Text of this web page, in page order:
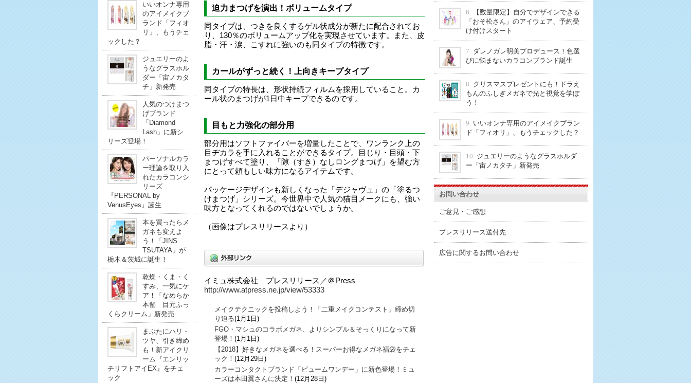
いいオンナ専用
のアイメイクブ
ランド「フィオ
リ」、もうチェ
ックした？
ジュエリーのよ
うなグラスホル
ダー「宙ノカタ
チ」新発売
人気のつけまつ
げブランド
「Diamond
Lash」に新シ
リーズ登場！
パーソナルカラ
ー理論を取り入
れたカラコンシ
リーズ
『PERSONAL by
VenusEyes』誕生
本を買ったらメ
ガネも変えよ
う！「JINS
TSUTAYA」が
栃木＆茨城に誕生！
乾燥・くま・く
すみ、一気にケ
ア！「なめらか
本舗 目元ふっ
くらクリーム」新発売
まぶたにハリ・
ツヤ、引き締め
も！新アイクリ
ーム『エンリッ
チリフトアイEX』をチェ
ック
迫力まつげを演出！ボリュームタイプ
同タイプは、つきを良くするゲル状成分が新たに配合されてお
り、130％のボリュームアップ化を実現させています。また、皮
脂・汗・涙、こすれに強いのも同タイプの特徴です。
カールがずっと続く！上向きキープタイプ
同タイプの特長は、形状持続フィルムを採用していること。カ
ール状のまつげが1日中キープできるのです。
目もと力強化の部分用
部分用はソフトファイバーを増量したことで、ワンランク上の
目ヂカラを手に入れることができるタイプ。目じり・目頭・下
まつげすべて塗り、「隙（すき）なしロングまつげ」を望む方
にとって頼もしい味方になるアイテムです。
パッケージデザインも新しくなった「デジャヴュ」の「塗るつ
けまつげ」シリーズ。今世界中で人気の猫目メークにも、強い
味方となってくれるのではないでしょうか。
（画像はプレスリリースより）
イミュ株式会社 プレスリリース／＠Press
http://www.atpress.ne.jp/view/53333
メイクテクニックを投稿しよう！「二重メイクコンテスト」締め切
り迫る(1月1日)
FGO・マシュのコラボメガネ、よりシンプル＆そっくりになって新
登場！ (1月1日)
【2018】好きなメガネを選べる！スーパーお得なメガネ福袋をチェ
ック！ (12月29日)
カラーコンタクトブランド「ビュームワンデー」に新色登場！ミュ
ーズは本田翼さんに決定！ (12月28日)
6.
【数量限定】自分でデザインできる
「おそ松さん」のアイウェア、予約受
け付けスタート
7. ダレノガレ明美プロデュース！色選
びに悩まないカラコンブランド誕生
8. クリスマスプレゼントにも！ドラえ
もんのふしぎメガネで光と視覚を学ぼ
う！
9. いいオンナ専用のアイメイクブラン
ド「フィオリ」、もうチェックした？
10. ジュエリーのようなグラスホルダ
ー「宙ノカタチ」新発売
お問い合わせ
ご意見・ご感想
プレスリリース送付先
広告に関するお問い合わせ